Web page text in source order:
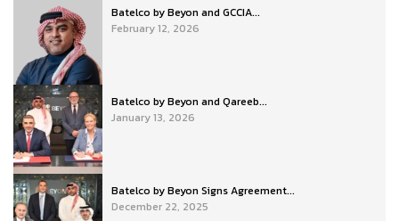
Batelco by Beyon and GCCIA...
February 12, 2026
Batelco by Beyon and Qareeb...
January 13, 2026
Batelco by Beyon Signs Agreement...
December 22, 2025